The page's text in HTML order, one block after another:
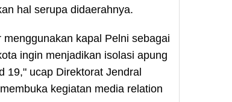
hal serupa didaerahnya.
kapal Pelni sebagai
ingin menjadikan isolasi apung
19," ucap Direktorat Jendral
kegiatan media relation